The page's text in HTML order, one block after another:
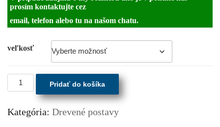
prosím kontaktujte cez
email, telefon alebo tu na našom chatu.
veľkosť
množstvo
Drevená
Pridať do košíka
Kategória: Drevené postavy